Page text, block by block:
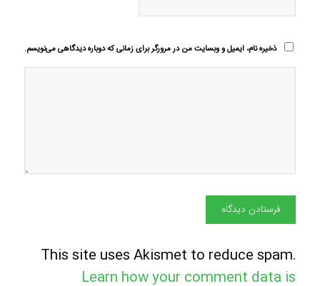
ذخیره نام، ایمیل و وبسایت من در مرورگر برای زمانی که دوباره دیدگاهی می‌نویسم.
This site uses Akismet to reduce spam.
Learn how your comment data is